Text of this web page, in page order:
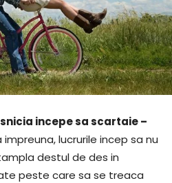
incepe sa scartaie –
lucrurile incep sa nu
destul de des in
peste care sa se treaca